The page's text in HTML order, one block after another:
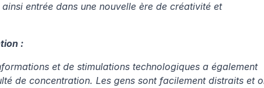
entrée dans une nouvelle ère de créativité et
:
et de stimulations technologiques a également
de concentration. Les gens sont facilement distraits et